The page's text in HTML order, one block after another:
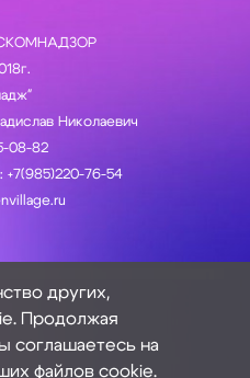
Николаевич
08-82
+7(985)220-76-54
других,
Продолжая
соглашаетесь на
файлов cookie.